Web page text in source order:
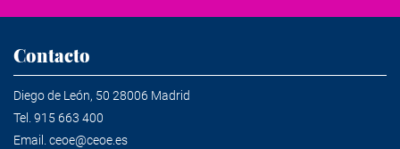
Contacto
Diego de León, 50 28006 Madrid
Tel. 915 663 400
Email. ceoe@ceoe.es